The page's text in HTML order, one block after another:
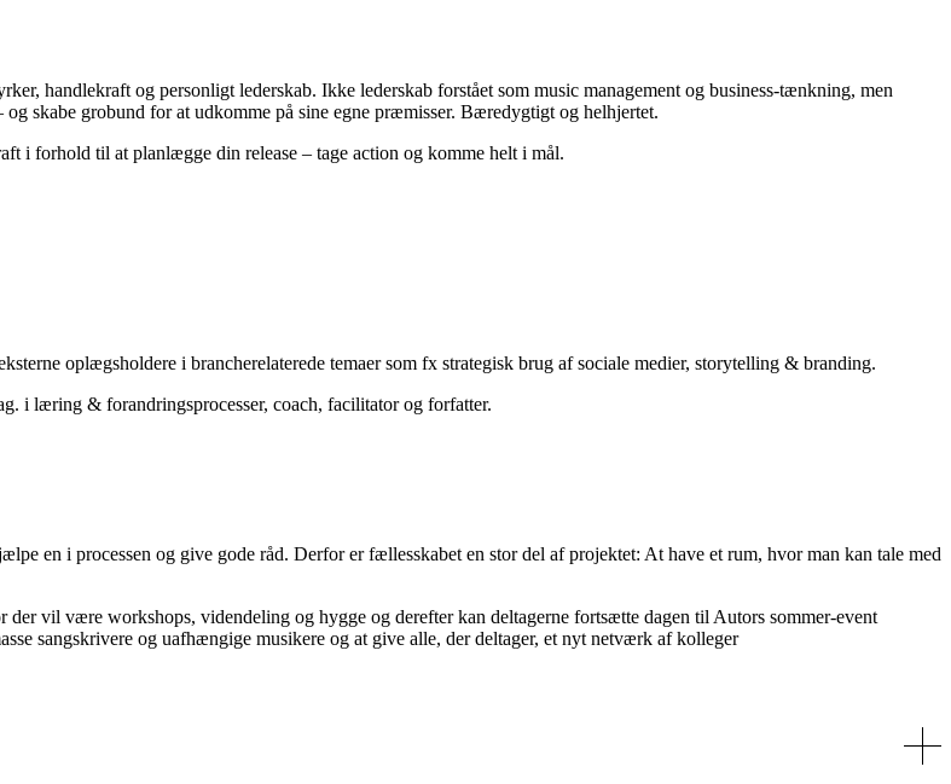
handlekraft og personligt lederskab. Ikke lederskab forstået som music management og business-tænkning, men
skabe grobund for at udkomme på sine egne præmisser. Bæredygtigt og helhjertet.
i forhold til at planlægge din release – tage action og komme helt i mål.
oplægsholdere i brancherelaterede temaer som fx strategisk brug af sociale medier, storytelling & branding.
i læring & forandringsprocesser, coach, facilitator og forfatter.
en i processen og give gode råd. Derfor er fællesskabet en stor del af projektet: At have et rum, hvor man kan tale med
vil være workshops, videndeling og hygge og derefter kan deltagerne fortsætte dagen til Autors sommer-event
sangskrivere og uafhængige musikere og at give alle, der deltager, et nyt netværk af kolleger